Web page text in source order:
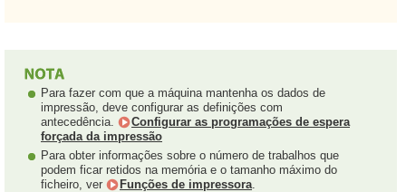
Para fazer com que a máquina mantenha os dados de
impressão, deve configurar as definições com
antecedência.
Configurar as programações de espera
forçada da impressão
Para obter informações sobre o número de trabalhos que
podem ficar retidos na memória e o tamanho máximo do
ficheiro, ver
Funções de impressora.